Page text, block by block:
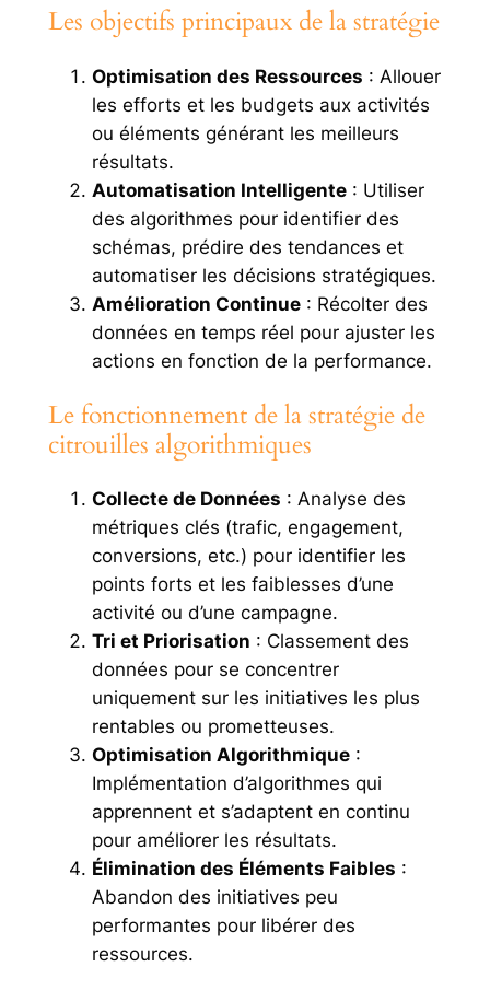
Les objectifs principaux de la stratégie
Optimisation des Ressources : Allouer
les efforts et les budgets aux activités
ou éléments générant les meilleurs
résultats.
Automatisation Intelligente: Utiliser
des algorithmes pour identifier des
schémas, prédire des tendances et
automatiser les décisions stratégiques.
Amélioration Continue: Récolter des
données en temps réel pour ajuster les
actions en fonction de la performance.
Le fonctionnement de la stratégie de
citrouilles algorithmiques
Collecte de Données : Analyse des
métriques clés (trafic, engagement,
conversions, etc.) pour identifier les
points forts et les faiblesses d’une
activité ou d’une campagne.
Tri et Priorisation : Classement des
données pour se concentrer
uniquement sur les initiatives les plus
rentables ou prometteuses.
Optimisation Algorithmique:
Implémentation d’algorithmes qui
apprennent et s’adaptent en continu
pour améliorer les résultats.
Élimination des Éléments Faibles :
Abandon des initiatives peu
performantes pour libérer des
ressources.